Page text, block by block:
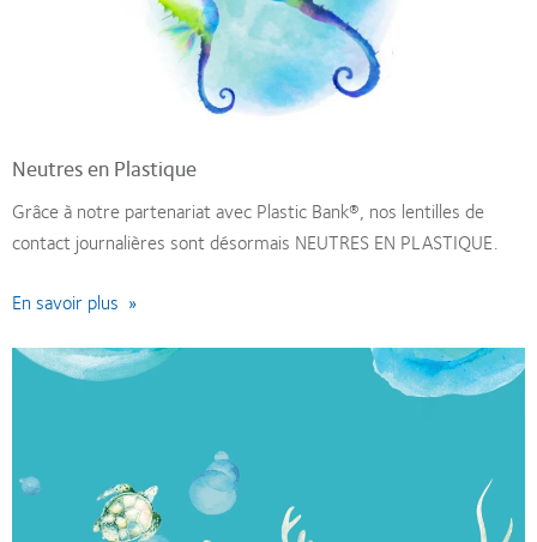
Neutres en Plastique
Grâce à notre partenariat avec Plastic Bank®, nos lentilles de
contact journalières sont désormais NEUTRES EN PLASTIQUE.
En savoir plus »